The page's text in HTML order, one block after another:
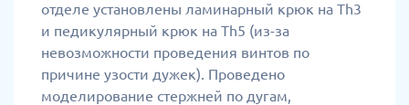
отделе установлены ламинарный крюк на Th3
и педикулярный крюк на Th5 (из-за
невозможности проведения винтов по
причине узости дужек). Проведено
моделирование стержней по дугам,